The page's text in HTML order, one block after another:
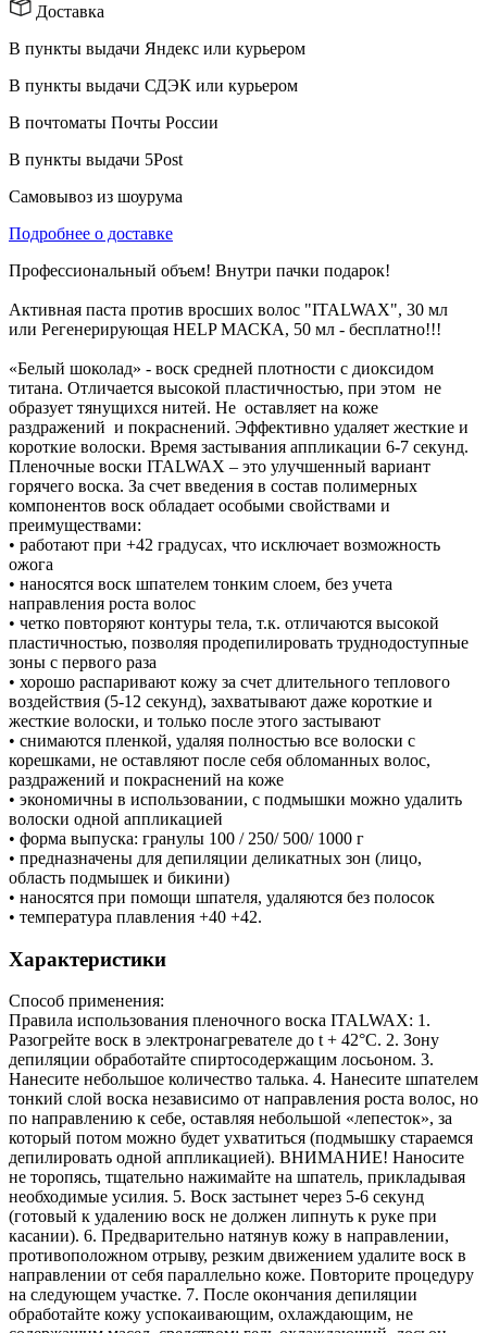
Доставка
В пункты выдачи Яндекс или курьером
В пункты выдачи СДЭК или курьером
В почтоматы Почты России
В пункты выдачи 5Post
Самовывоз из шоурума
Подробнее о доставке
Профессиональный объем! Внутри пачки подарок!
Активная паста против вросших волос "ITALWAX", 30 мл
или Регенерирующая HELP МАСКА, 50 мл - бесплатно!!!
«Белый шоколад» - воск средней плотности с диоксидом
титана. Отличается высокой пластичностью, при этом не
образует тянущихся нитей. Не оставляет на коже
раздражений и покраснений. Эффективно удаляет жесткие и
короткие волоски. Время застывания аппликации 6-7 секунд.
Пленочные воски ITALWAX – это улучшенный вариант
горячего воска. За счет введения в состав полимерных
компонентов воск обладает особыми свойствами и
преимуществами:
• работают при +42 градусах, что исключает возможность
ожога
• наносятся воск шпателем тонким слоем, без учета
направления роста волос
• четко повторяют контуры тела, т.к. отличаются высокой
пластичностью, позволяя продепилировать труднодоступные
зоны с первого раза
• хорошо распаривают кожу за счет длительного теплового
воздействия (5-12 секунд), захватывают даже короткие и
жесткие волоски, и только после этого застывают
• снимаются пленкой, удаляя полностью все волоски с
корешками, не оставляют после себя обломанных волос,
раздражений и покраснений на коже
• экономичны в использовании, с подмышки можно удалить
волоски одной аппликацией
• форма выпуска: гранулы 100 / 250/ 500/ 1000 г
• предназначены для депиляции деликатных зон (лицо,
область подмышек и бикини)
• наносятся при помощи шпателя, удаляются без полосок
• температура плавления +40 +42.
Характеристики
Способ применения:
Правила использования пленочного воска ITALWAX: 1.
Разогрейте воск в электронагревателе до t + 42°С. 2. Зону
депиляции обработайте спиртосодержащим лосьоном. 3.
Нанесите небольшое количество талька. 4. Нанесите шпателем
тонкий слой воска независимо от направления роста волос, но
по направлению к себе, оставляя небольшой «лепесток», за
который потом можно будет ухватиться (подмышку стараемся
депилировать одной аппликацией). ВНИМАНИЕ! Наносите
не торопясь, тщательно нажимайте на шпатель, прикладывая
необходимые усилия. 5. Воск застынет через 5-6 секунд
(готовый к удалению воск не должен липнуть к руке при
касании). 6. Предварительно натянув кожу в направлении,
противоположном отрыву, резким движением удалите воск в
направлении от себя параллельно коже. Повторите процедуру
на следующем участке. 7. После окончания депиляции
обработайте кожу успокаивающим, охлаждающим, не